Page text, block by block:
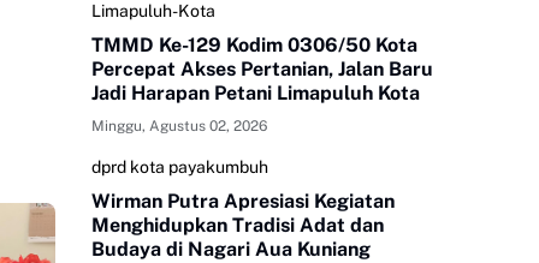
Limapuluh-Kota
TMMD Ke-129 Kodim 0306/50 Kota
Percepat Akses Pertanian, Jalan Baru
Jadi Harapan Petani Limapuluh Kota
Minggu, Agustus 02, 2026
dprd kota payakumbuh
Wirman Putra Apresiasi Kegiatan
Menghidupkan Tradisi Adat dan
Budaya di Nagari Aua Kuniang